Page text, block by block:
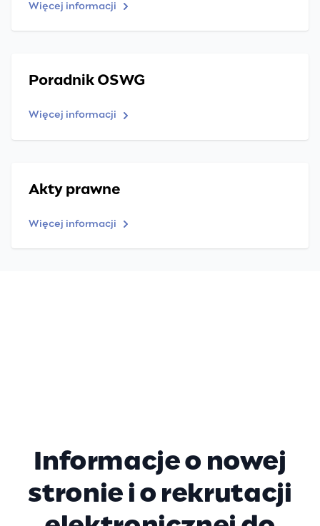
Więcej informacji
Poradnik OSWG
Więcej informacji
Akty prawne
Więcej informacji
Informacje o nowej
stronie i o rekrutacji